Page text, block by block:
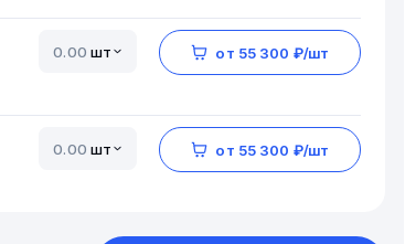
шт от 55 300 ₽/шт
шт от 55 300 ₽/шт